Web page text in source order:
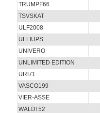
TRUMPF66
TSVSKAT
ULF2008
ULLIUPS
UNIVERO
UNLIMITED EDITION
URI71
VASCO199
VIER-ASSE
WALDI 52